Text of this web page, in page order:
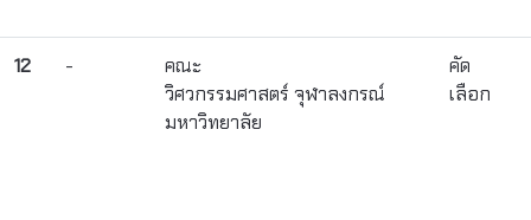
12 -
คณะ
วิศวกรรมศาสตร์ จุฬาลงกรณ์
มหาวิทยาลัย
คัด
เลือก